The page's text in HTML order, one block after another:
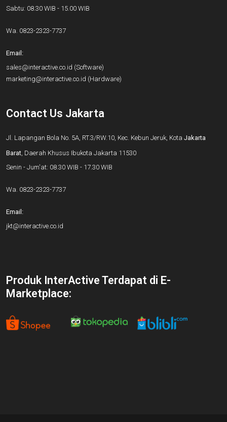
Sabtu: 08.30 WIB - 15.00 WIB
Wa. 0823-2323-7737
Email:
sales@interactive.co.id (Software)
marketing@interactive.co.id (Hardware)
Contact Us Jakarta
Jl. Lapangan Bola No. 5A, RT.3/RW.10, Kec. Kebun Jeruk, Kota Jakarta
Barat, Daerah Khusus Ibukota Jakarta 11530
Senin - Jum'at: 08.30 WIB - 17.30 WIB
Wa. 0823-2323-7737
Email:
jkt@interactive.co.id
Produk InterActive Terdapat di E-
Marketplace: